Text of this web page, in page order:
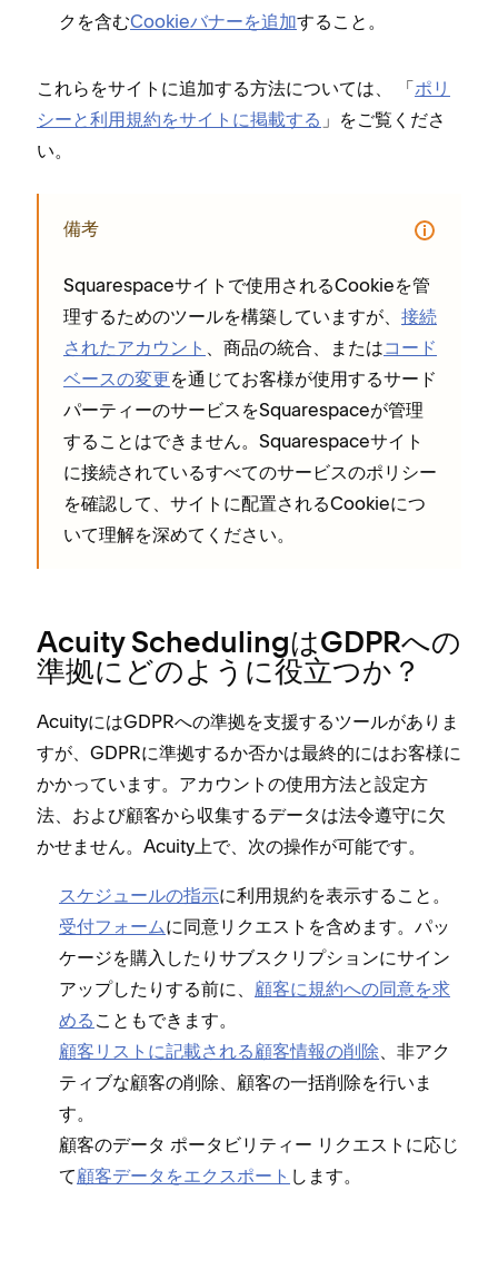
クを含むCookieバナ⁠ーを追加すること⁠。
これらをサイトに追加する方法については⁠、 「⁠ポリ
シ⁠ーと利用規約をサイトに掲載する ⁠」をご覧くださ
い⁠。
備考
Squarespaceサイトで使用されるCookieを管
理するためのツ⁠ールを構築していますが⁠、 接続
されたアカウント ⁠、商品の統合⁠、またはコ⁠ード
ベ⁠ースの変更を通じてお客様が使用するサ⁠ード
パ⁠ーテ⁠ィ⁠ーのサ⁠ービスをSquarespaceが管理
することはできません⁠。Squarespaceサイト
に接続されているすべてのサ⁠ービスのポリシ⁠ー
を確認して⁠、サイトに配置されるCookieにつ
いて理解を深めてください⁠。
Acuity SchedulingはGDPRへの
準拠にどのように役立つか⁠？
AcuityにはGDPRへの準拠を支援するツ⁠ールがありま
すが⁠、GDPRに準拠するか否かは最終的にはお客様に
かか⁠っています⁠。アカウントの使用方法と設定方
法⁠、および顧客から収集するデ⁠ータは法令遵守に欠
かせません⁠。Acuity上で⁠、次の操作が可能です⁠。
スケジ⁠ュ⁠ールの指示に利用規約を表示すること⁠。
受付フ⁠ォ⁠ームに同意リクエストを含めます⁠。パ⁠ッ
ケ⁠ージを購入したりサブスクリプシ⁠ョンにサイン
ア⁠ップしたりする前に⁠、 顧客に規約への同意を求
める こともできます⁠。
顧客リストに記載される顧客情報の削除⁠、非アク
テ⁠ィブな顧客の削除⁠、顧客の一括削除を行いま
す⁠。
顧客のデ⁠ータ ポ⁠ータビリテ⁠ィ⁠ー リクエストに応じ
て顧客デ⁠ータをエクスポ⁠ート します⁠。